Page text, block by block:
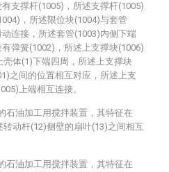
支撑杆(1005)，所述支撑杆(1005)
，所述限位块(1004)与套管
连接，所述套管(1003)内侧下端
弹簧(1002)，所述上支撑块(1006)
壳体(1)下端四周，所述上支撑块
之间的位置相互对应，所述上支
上端相互连接。
石油加工用搅拌装置，其特征在
动杆(12)侧壁的扇叶(13)之间相互
石油加工用搅拌装置，其特征在